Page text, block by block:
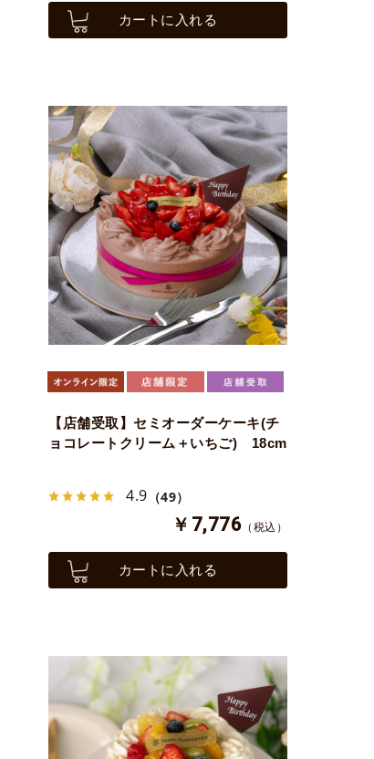
カートに入れる
【店舗受取】セミオーダーケーキ(チ
ョコレートクリーム＋いちご) 18cm
4.9 （49）
￥7,776 （税込）
カートに入れる